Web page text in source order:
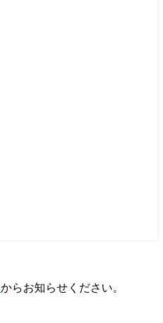
からお知らせください。